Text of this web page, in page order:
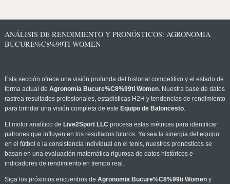
ANÁLISIS DE RENDIMIENTO Y PRONÓSTICOS: AGRONOMIA
BUCURE%C8%99TI WOMEN
Esta sección ofrece una visión profunda del historial competitivo y el estado de
forma actual de Agronomia Bucure%C8%99ti Women. Nuestra base de datos
rastrea resultados profesionales, estadísticas H2H y tendencias de rendimiento
para brindar una visión completa de este Equipo de Baloncesto.
El motor analítico de Live2Sport LLC procesa estas métricas para identificar
patrones que influyen en los resultados futuros. Ya sea la sinergia del equipo
en el fútbol o la consistencia individual en el tenis, nuestros pronósticos se
basan en una evaluación matemática rigurosa de datos históricos e
indicadores de rendimiento en tiempo real.
Siga los próximos encuentros de Agronomia Bucure%C8%99ti Womeny